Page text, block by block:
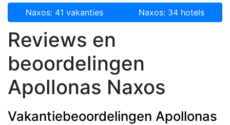
Naxos: 41 vakanties Naxos: 34 hotels
Reviews en
beoordelingen
Apollonas Naxos
Vakantiebeoordelingen Apollonas